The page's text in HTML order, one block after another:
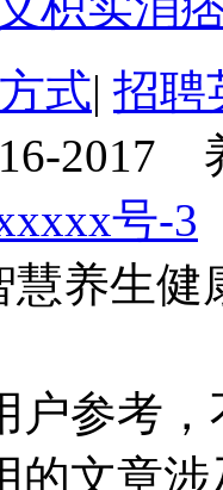
式| 招聘
2017
号-3
慧养生
户参考
的文章